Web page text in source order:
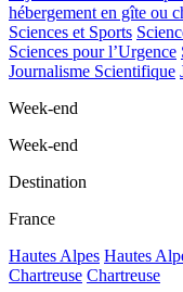
hébergement en gîte ou
Sciences et Sports
Sciences pour l’Urgence
Journalisme Scientifique
Week-end
Week-end
Destination
France
Hautes Alpes Hautes
Chartreuse Chartreuse